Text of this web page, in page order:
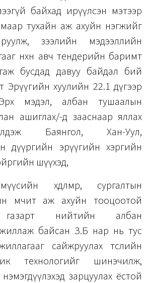
байхад ирүүлсэн мэтээр
тухайн аж ахуйн нэгжийг
зээлийн мэдээллийн
нөхөн авч тендерийн баримт
бусдад давуу байдал бий
Эрүүгийн хуулийн 22.1 дүгээр
мэдэл, албан тушаалын
ашиглах/-д зааснаар яллах
Баянгол, Хан-Уул,
дүүргийн эрүүгийн хэргийн
шүүхэд,
хөдөлмөр, сургалтын
өмчит аж ахуйн тооцоотой
газарт нийтийн албан
байсан З.Б нар нь тус
сайжруулах төслийн
технологийг шинэчилж,
зарцуулах ёстой